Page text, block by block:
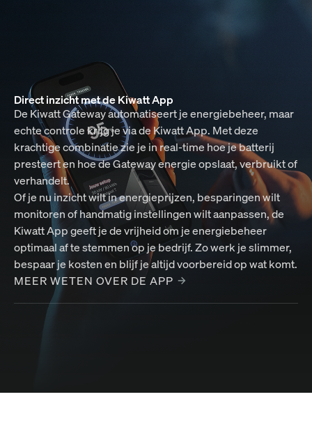
Direct inzicht met de Kiwatt App
De Kiwatt Gateway automatiseert je energiebeheer, maar
echte controle krijg je via de Kiwatt App. Met deze
krachtige combinatie zie je in real-time hoe je batterij
presteert en hoe de Gateway energie opslaat, verbruikt of
verhandelt.
Of je nu inzicht wilt in energieprijzen, besparingen wilt
monitoren of handmatig instellingen wilt aanpassen, de
Kiwatt App geeft je de vrijheid om je energiebeheer
optimaal af te stemmen op je bedrijf. Zo werk je slimmer,
bespaar je kosten en blijf je altijd voorbereid op wat komt.
MEER WETEN OVER DE APP